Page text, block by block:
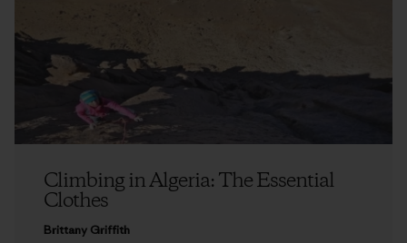
Climbing in Algeria: The Essential
Clothes
Brittany Griffith